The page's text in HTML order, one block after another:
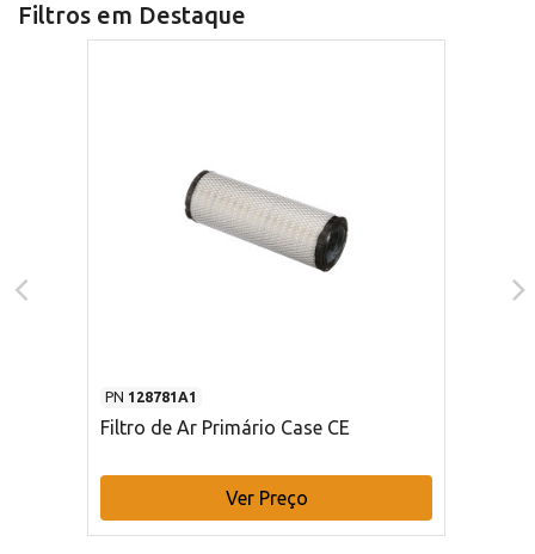
Filtros em Destaque
PN 128781A1
Filtro de Ar Primário Case CE
Ver Preço